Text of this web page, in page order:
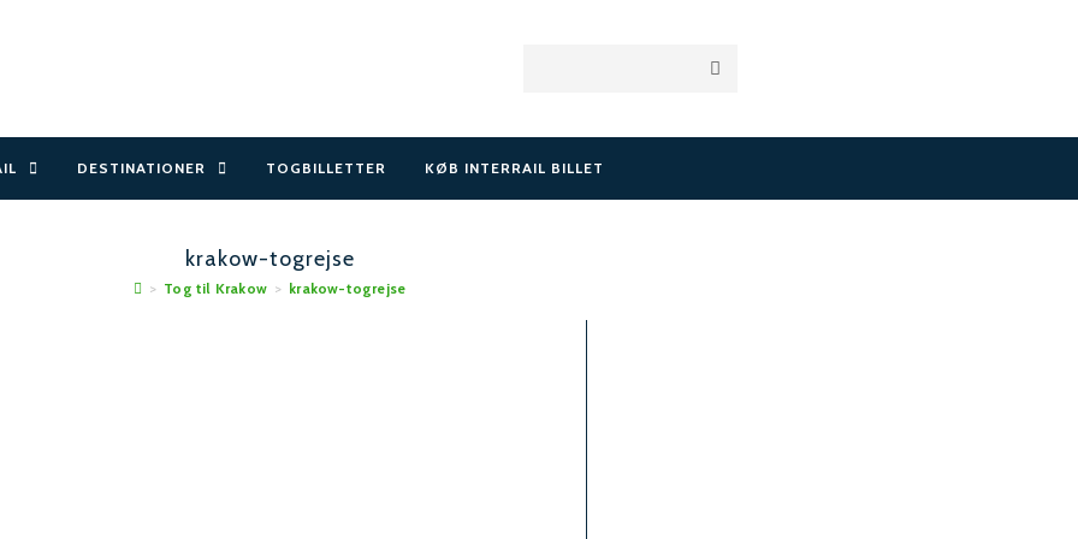
DESTINATIONER TOGBILLETTER KØB INTERRAIL BILLET
krakow-togrejse
> Tog til Krakow > krakow-togrejse